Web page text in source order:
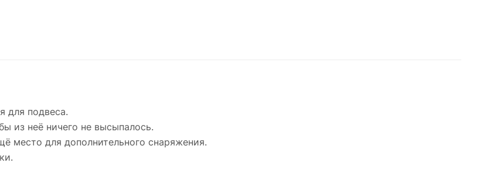
для подвеса.
из неё ничего не высыпалось.
место для дополнительного снаряжения.